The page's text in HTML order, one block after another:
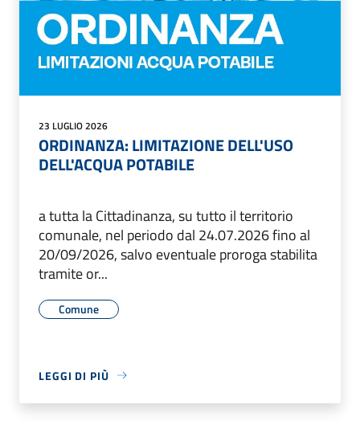
23 LUGLIO 2026
ORDINANZA: LIMITAZIONE DELL'USO
DELL'ACQUA POTABILE
a tutta la Cittadinanza, su tutto il territorio
comunale, nel periodo dal 24.07.2026 fino al
20/09/2026, salvo eventuale proroga stabilita
tramite or...
Comune
LEGGI DI PIÙ